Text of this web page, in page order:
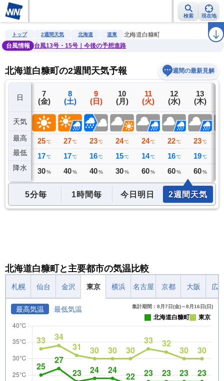
検索 現在地
雨雲レーダー 台風情報 地震情報 警報・注意報 ラ
トップ 2週間天気 北海道 道東
北海道白糠町
台風情報
台風13号・15号｜今後の予想進路
北海道白糠町の2週間天気予報 週間の最新見解
日
天気
最高
最低
降水
6
(木)
23 ℃
16 ℃
0 ミリ
7
(金)
25 ℃
17 ℃
30 %
8
(土)
27 ℃
17 ℃
40 %
9
(日)
23 ℃
16 ℃
40 %
10
(月)
24 ℃
15 ℃
30 %
11
(火)
24 ℃
14 ℃
60 %
12
(水)
22 ℃
16 ℃
60 %
13
(木)
23 ℃
19 ℃
60 %
5分毎 1時間毎 今日明日 2週間天気
北海道白糠町と主要都市の気温比較
札幌 仙台 金沢 東京 横浜 名古屋 京都 大阪 広
最高気温 最低気温 集計期間：8月7日(金)～8月16日(日)
北海道白糠町 東京